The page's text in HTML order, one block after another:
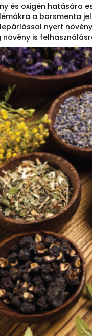
és oxigén
a borsmenta
nyert
is